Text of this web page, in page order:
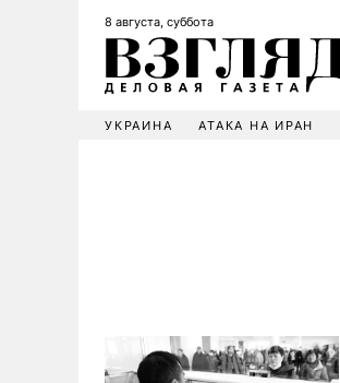
8 августа, суббота
УКРАИНА АТАКА НА ИРАН